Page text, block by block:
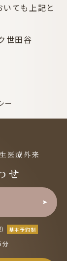
ても上記と
世田谷
ー
医療外来
せ
基本予約制
分